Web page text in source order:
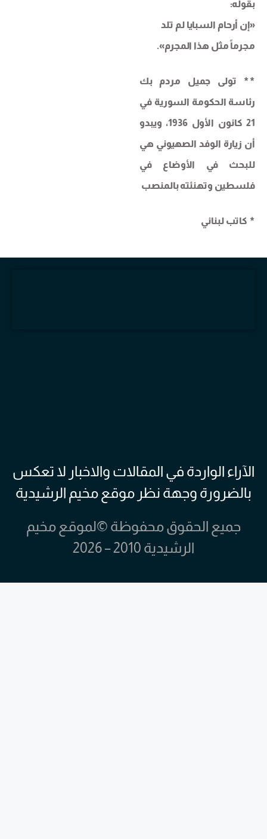
بقوله:
«إن أرحام السبايا لم تلد
مجرماً مثل هذا المجرم».
** تولى جميل مردم بك
رئاسة الحكومة السورية في
21 كانون الأول 1936، ويبدو
أن زيارة الوفد الصهيوني هي
للبحث في الأوضاع في
فلسطين وتهنئته بالمنصب
* كاتب لبناني
الآراء الواردة في المقالات والاخبار لا تعكس
بالضرورة وجهة نظر موقع مخيم الرشيدية
جميع الحقوق محفوظة ©لموقع مخيم
الرشيدية 2010 – 2026